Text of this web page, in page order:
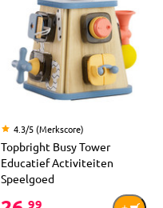
4.3/5 (Merkscore)
Topbright Busy Tower
Educatief Activiteiten
Speelgoed
99